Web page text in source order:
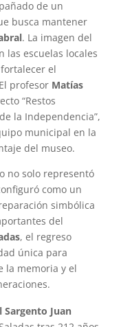
de un
busca mantener
. La imagen del
las escuelas locales
el
profesor Matías
“Restos
la Independencia”,
municipal en la
del museo.
no solo representó
como un
simbólica
del
, el regreso
única para
la memoria y el
Juan